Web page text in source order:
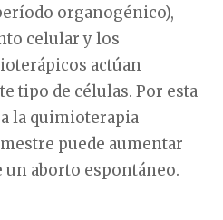
organogénico),
celular y los
actúan
tipo de células. Por esta
la quimioterapia
puede aumentar
un aborto espontáneo.